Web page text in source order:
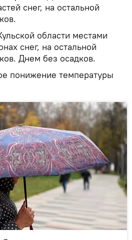
снег, на остальной
области местами
снег, на остальной
Днем без осадков.
понижение температуры